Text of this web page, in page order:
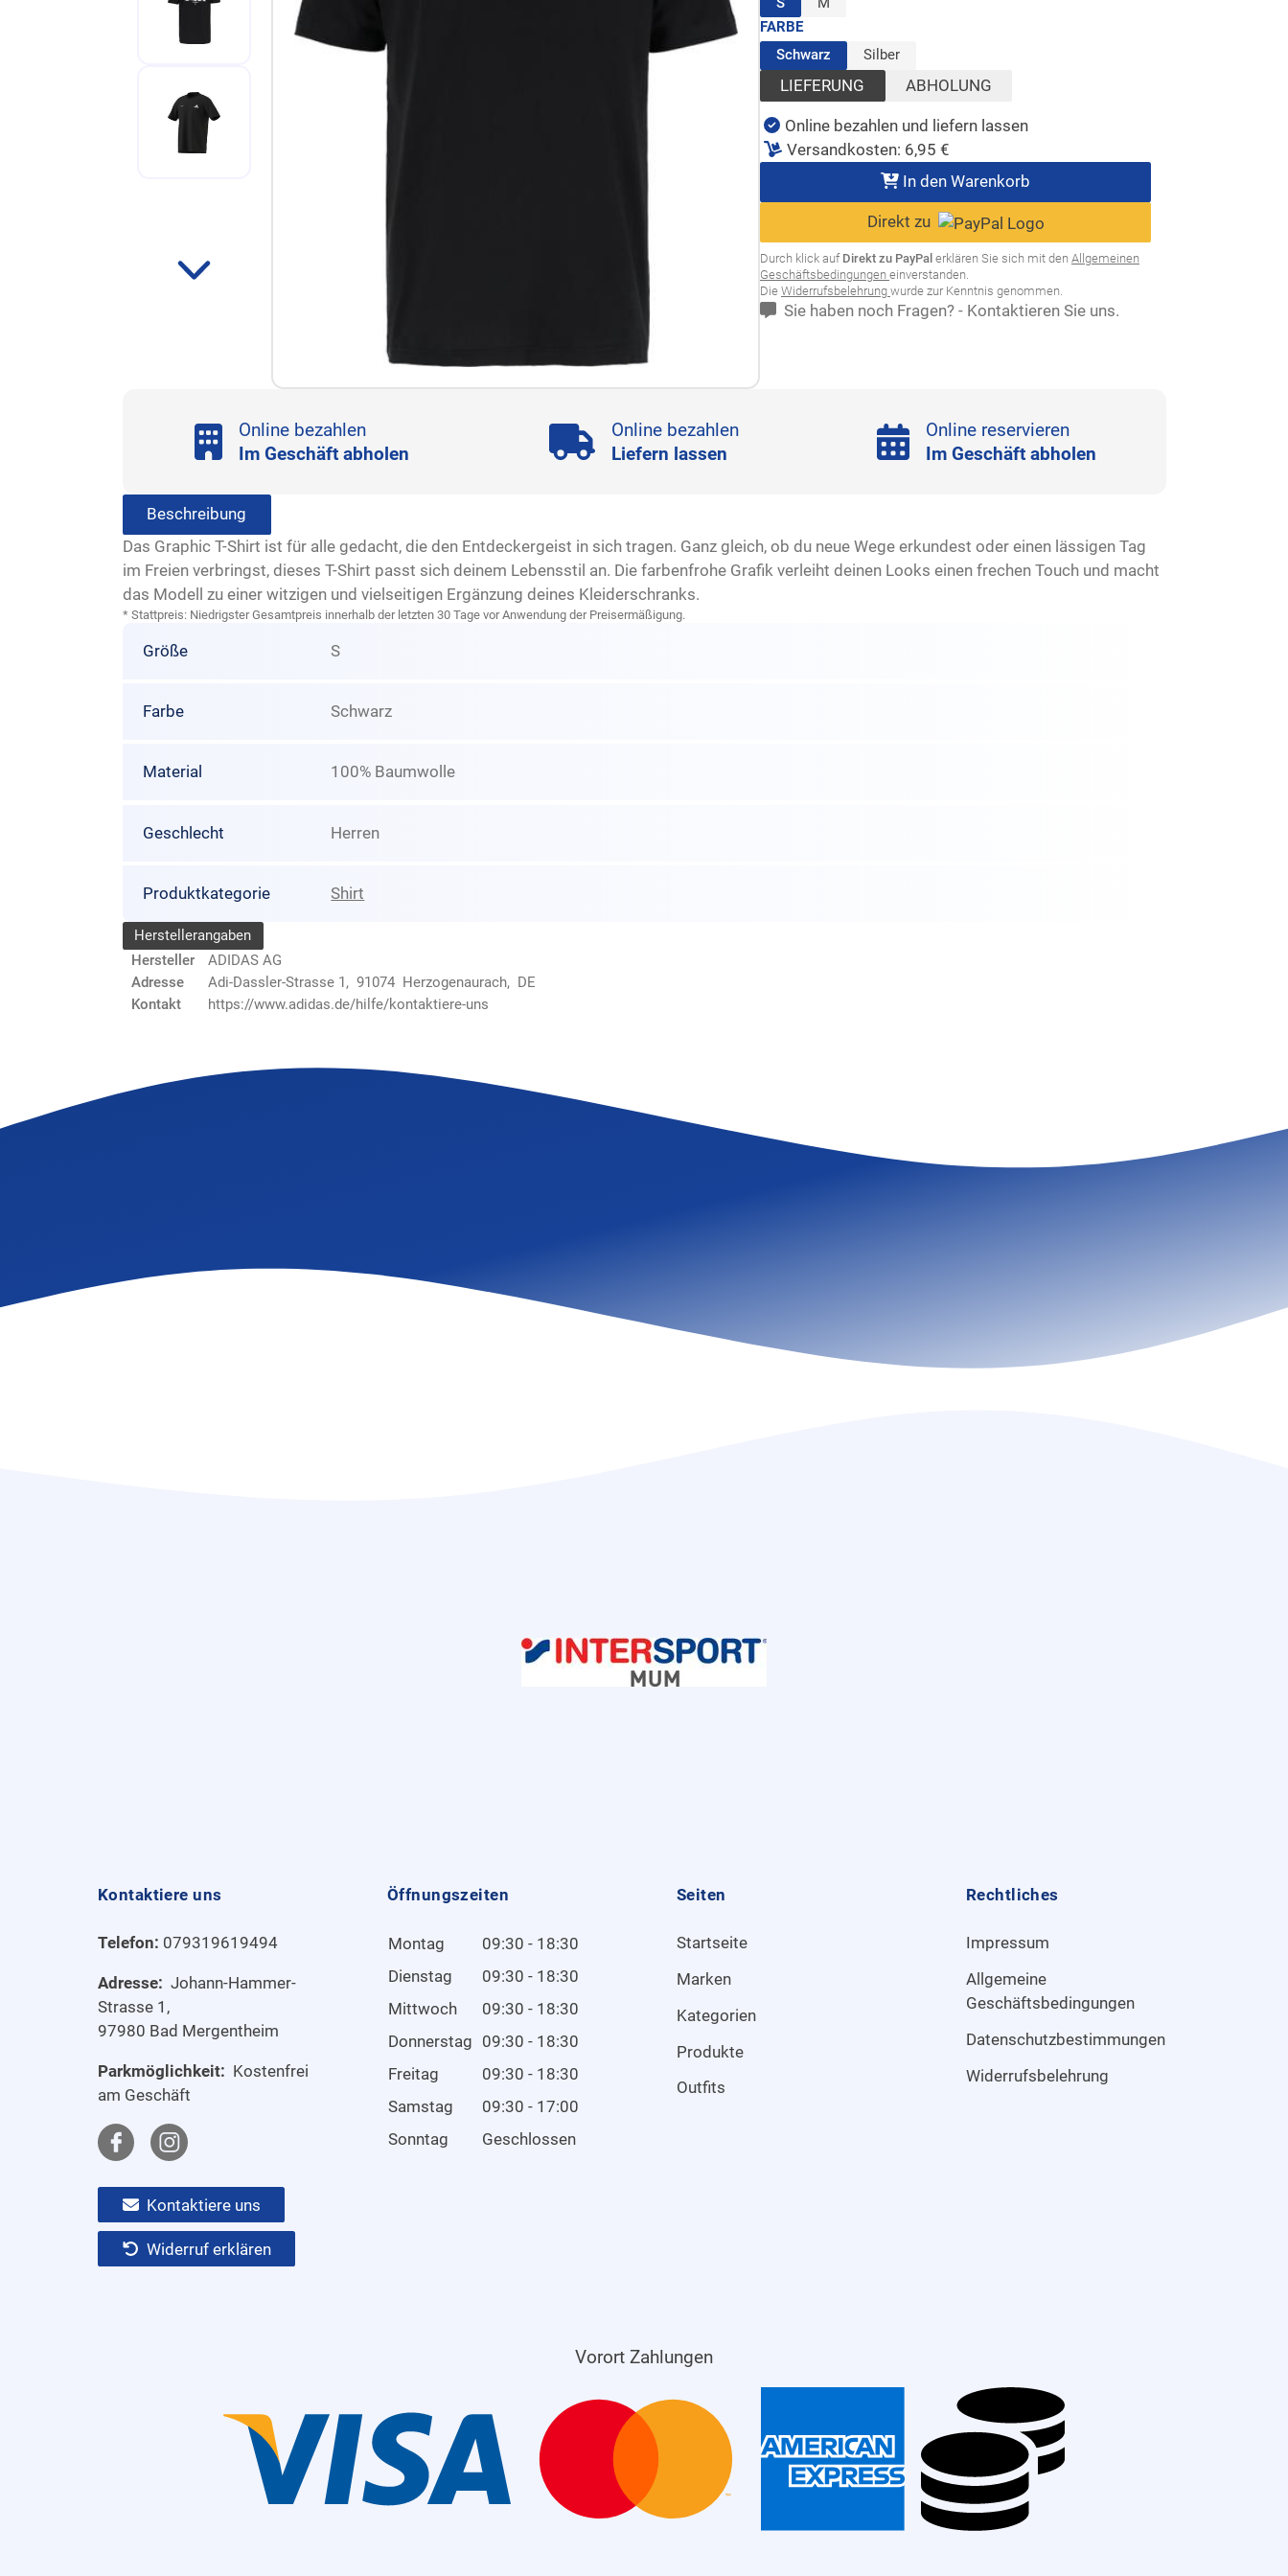
FARBE
Schwarz (ausgewählt)
Silber
LIEFERUNG ABHOLUNG
Online bezahlen und liefern lassen
Versandkosten: 6,95 €
In den Warenkorb
Direkt zu
Durch klick auf Direkt zu PayPal erklären Sie sich mit den Allgemeinen
Geschäftsbedingungen einverstanden.
Die Widerrufsbelehrung wurde zur Kenntnis genommen.
Sie haben noch Fragen? - Kontaktieren Sie uns.
Online bezahlen
Im Geschäft abholen
Online bezahlen
Liefern lassen
Online reservieren
Im Geschäft abholen
Beschreibung
Das Graphic T-Shirt ist für alle gedacht, die den Entdeckergeist in sich tragen. Ganz gleich, ob du neue Wege erkundest oder einen lässigen Tag
im Freien verbringst, dieses T-Shirt passt sich deinem Lebensstil an. Die farbenfrohe Grafik verleiht deinen Looks einen frechen Touch und macht
das Modell zu einer witzigen und vielseitigen Ergänzung deines Kleiderschranks.
* Stattpreis: Niedrigster Gesamtpreis innerhalb der letzten 30 Tage vor Anwendung der Preisermäßigung.
Größe S
Farbe Schwarz
Material 100% Baumwolle
Geschlecht Herren
Produktkategorie Shirt
Herstellerangaben
Hersteller
ADIDAS AG
Adresse
Adi-Dassler-Strasse 1, 91074 Herzogenaurach, DE
Kontakt
https://www.adidas.de/hilfe/kontaktiere-uns
Kontaktiere uns
Telefon: 079319619494
Adresse: Johann-Hammer-
Strasse 1,
97980 Bad Mergentheim
Parkmöglichkeit: Kostenfrei
am Geschäft
Kontaktiere uns
Widerruf erklären
Öffnungszeiten
Montag
09:30 - 18:30
Dienstag
09:30 - 18:30
Mittwoch
09:30 - 18:30
Donnerstag 09:30 - 18:30
Freitag
09:30 - 18:30
Samstag
09:30 - 17:00
Sonntag
Geschlossen
Seiten
Startseite
Marken
Kategorien
Produkte
Outfits
Rechtliches
Impressum
Allgemeine
Geschäftsbedingungen
Datenschutzbestimmungen
Widerrufsbelehrung
Vorort Zahlungen